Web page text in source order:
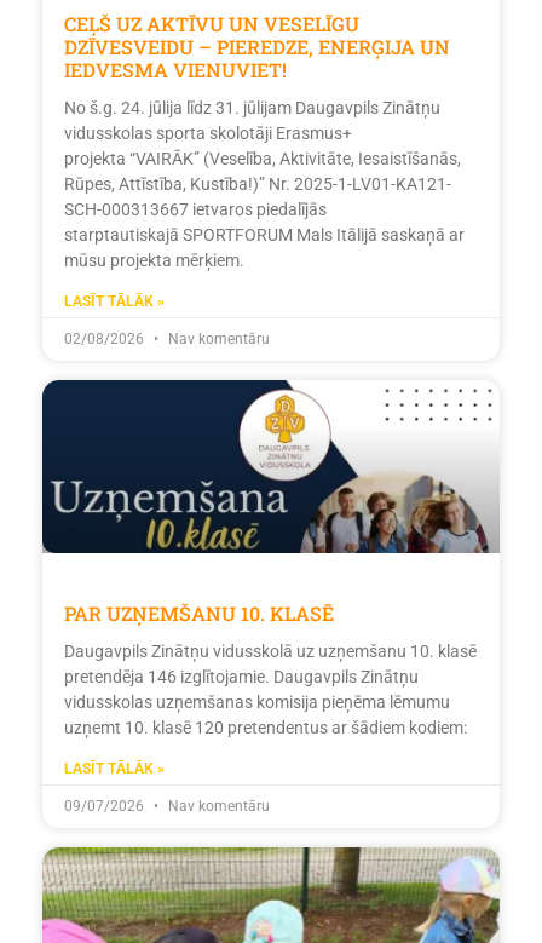
CEĻŠ UZ AKTĪVU UN VESELĪGU
DZĪVESVEIDU – PIEREDZE, ENERĢIJA UN
IEDVESMA VIENUVIET!
No š.g. 24. jūlija līdz 31. jūlijam Daugavpils Zinātņu
vidusskolas sporta skolotāji Erasmus+
projekta “VAIRĀK” (Veselība, Aktivitāte, Iesaistīšanās,
Rūpes, Attīstība, Kustība!)” Nr. 2025-1-LV01-KA121-
SCH-000313667 ietvaros piedalījās
starptautiskajā SPORTFORUM Mals Itālijā saskaņā ar
mūsu projekta mērķiem.
LASĪT TĀLĀK »
02/08/2026 Nav komentāru
PAR UZŅEMŠANU 10. KLASĒ
Daugavpils Zinātņu vidusskolā uz uzņemšanu 10. klasē
pretendēja 146 izglītojamie. Daugavpils Zinātņu
vidusskolas uzņemšanas komisija pieņēma lēmumu
uzņemt 10. klasē 120 pretendentus ar šādiem kodiem:
LASĪT TĀLĀK »
09/07/2026 Nav komentāru